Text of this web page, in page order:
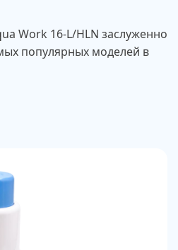
Work 16-L/HLN заслуженно
популярных моделей в